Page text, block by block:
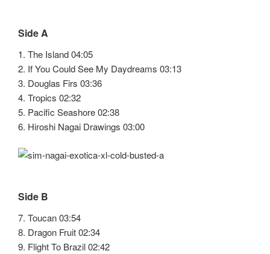
Side A
1. The Island 04:05
2. If You Could See My Daydreams 03:13
3. Douglas Firs 03:36
4. Tropics 02:32
5. Pacific Seashore 02:38
6. Hiroshi Nagai Drawings 03:00
Side B
7. Toucan 03:54
8. Dragon Fruit 02:34
9. Flight To Brazil 02:42